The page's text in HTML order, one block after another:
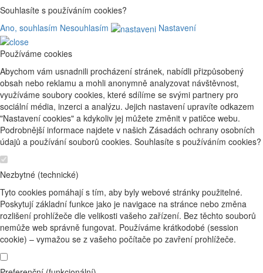
Souhlasíte s používáním cookies?
Ano, souhlasím Nesouhlasím Nastavení
Používáme cookies
Abychom vám usnadnili procházení stránek, nabídli přizpůsobený
obsah nebo reklamu a mohli anonymně analyzovat návštěvnost,
využíváme soubory cookies, které sdílíme se svými partnery pro
sociální média, inzerci a analýzu. Jejich nastavení upravíte odkazem
"Nastavení cookies" a kdykoliv jej můžete změnit v patičce webu.
Podrobnější informace najdete v našich Zásadách ochrany osobních
údajů a používání souborů cookies. Souhlasíte s používáním cookies?
Nezbytné (technické)
Tyto cookies pomáhají s tím, aby byly webové stránky použitelné.
Poskytují základní funkce jako je navigace na stránce nebo změna
rozlišení prohlížeče dle velikosti vašeho zařízení. Bez těchto souborů
nemůže web správně fungovat. Používáme krátkodobé (session
cookie) – vymažou se z vašeho počítače po zavření prohlížeče.